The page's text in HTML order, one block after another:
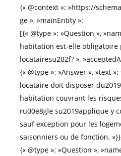
{« @context »: »https://
ge », »mainEntity »:
[{« @type »: »Question »,
habitation est-elle obligatoire
locatairesu202f? »,
{« @type »: »Answer », »text
locataire doit disposer
habitation couvrant les
ru00e8gle su2019applique y
sauf exception pour les
saisonniers ou de fonction.
{« @type »: »Question »,